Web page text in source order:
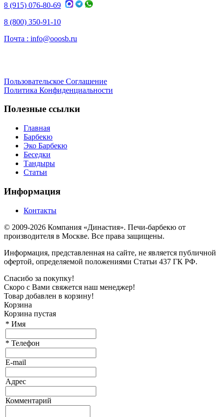
8 (915) 076-80-69
8 (800) 350-91-10
Почта : info@ooosb.ru
Пользовательское Соглашение
Политика Конфиденциальности
Полезные ссылки
Главная
Барбекю
Эко Барбекю
Беседки
Тандыры
Статьи
Информация
Контакты
© 2009-2026 Компания «Династия». Печи-барбекю от
производителя в Москве. Все права защищены.
Информация, представленная на сайте, не является публичной
офертой, определяемой положениями Статьи 437 ГК РФ.
Спасибо за покупку!
Скоро с Вами свяжется наш менеджер!
Товар добавлен в корзину!
Корзина
Корзина пустая
* Имя
* Телефон
E-mail
Адрес
Комментарий